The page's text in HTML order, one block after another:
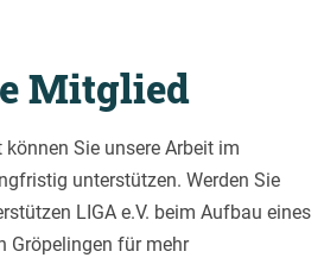
Mitglied
Sie unsere Arbeit im
unterstützen. Werden Sie
LIGA e.V. beim Aufbau eines
Gröpelingen für mehr